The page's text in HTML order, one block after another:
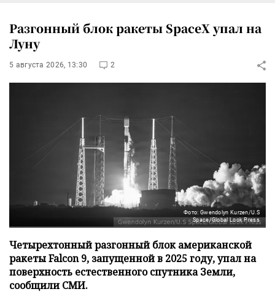
Разгонный блок ракеты SpaceX упал на
Луну
5 августа 2026, 13:30 2
Фото: Gwendolyn Kurzen/U.S
Space/Global Look Press
Четырехтонный разгонный блок американской
ракеты Falcon 9, запущенной в 2025 году, упал на
поверхность естественного спутника Земли,
сообщили СМИ.